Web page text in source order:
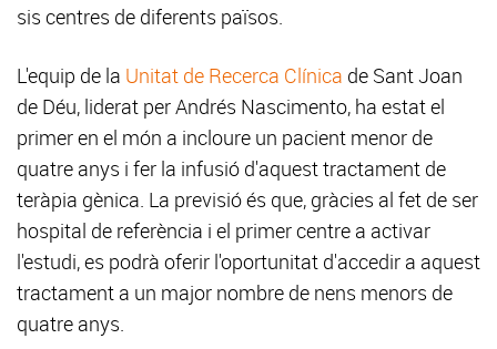
sis centres de diferents països.
L'equip de la Unitat de Recerca Clínica de Sant Joan
de Déu, liderat per Andrés Nascimento, ha estat el
primer en el món a incloure un pacient menor de
quatre anys i fer la infusió d'aquest tractament de
teràpia gènica. La previsió és que, gràcies al fet de ser
hospital de referència i el primer centre a activar
l'estudi, es podrà oferir l'oportunitat d'accedir a aquest
tractament a un major nombre de nens menors de
quatre anys.